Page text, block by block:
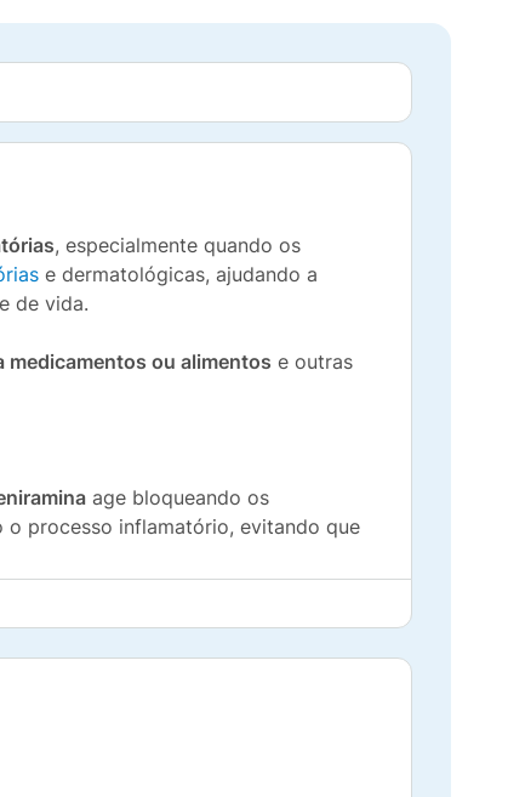
, especialmente quando os
e dermatológicas, ajudando a
de vida.
medicamentos ou alimentos e outras
age bloqueando os
o processo inflamatório, evitando que
proporcionando maior conforto